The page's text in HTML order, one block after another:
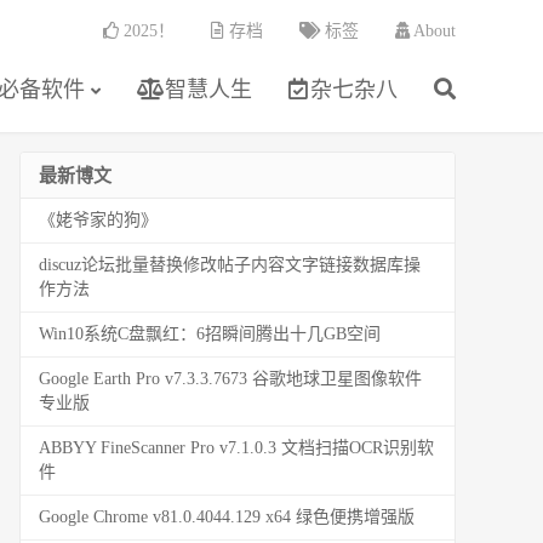
备软件 智慧人生 杂七杂八
2025！ 存档 标签 About
最新博文
《姥爷家的狗》
discuz论坛批量替换修改帖子内容文字链接数据库操
作方法
Win10系统C盘飘红：6招瞬间腾出十几GB空间
Google Earth Pro v7.3.3.7673 谷歌地球卫星图像软件
专业版
ABBYY FineScanner Pro v7.1.0.3 文档扫描OCR识别软
件
Google Chrome v81.0.4044.129 x64 绿色便携增强版